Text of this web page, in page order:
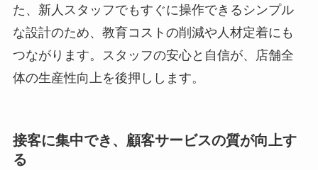
た、新人スタッフでもすぐに操作できるシンプル
な設計のため、教育コストの削減や人材定着にも
つながります。スタッフの安心と自信が、店舗全
体の生産性向上を後押しします。
接客に集中でき、顧客サービスの質が向上す
る